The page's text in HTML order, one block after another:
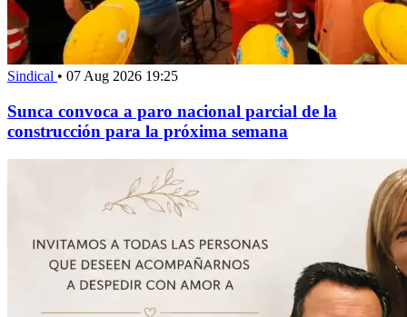
Sindical • 07 Aug 2026 19:25
Sunca convoca a paro nacional parcial de la
construcción para la próxima semana